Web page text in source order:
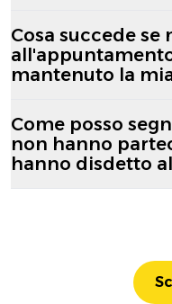
Cosa succede
mantenuto la
Come posso
non hanno
hanno disdetto